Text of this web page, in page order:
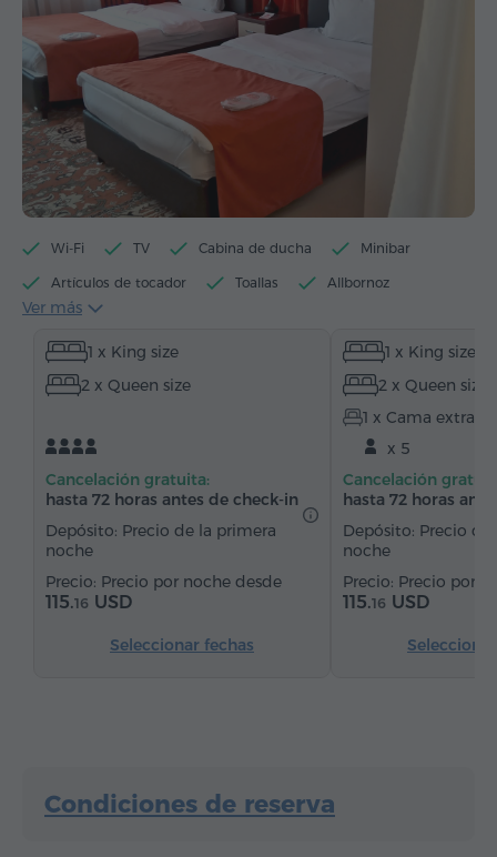
Wi-Fi TV Cabina de ducha Minibar
Artículos de tocador Toallas Allbornoz
Pantuflas
Armario/Guardarropa Mesa
Sofá Sillón Caja de caudales
Canales de satélite
Suelos de parquet Agua embotellada
Ver más
1 x King size
2 x Queen size
Cancelación gratuita:
hasta 72 horas antes de check-in
Depósito: Precio de la primera
noche
Precio por noche desde
115.16 USD
Seleccionar fechas
1 x King size
2 x Queen size
1 x Cama extra
x 5
Cancelación
hasta 72 horas
Depósito: Precio
noche
Precio por
115.16 USD
Condiciones de reserva